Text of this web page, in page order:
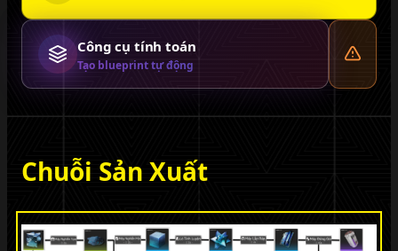
Công cụ tính toán
Tạo blueprint tự động
Chuỗi Sản Xuất